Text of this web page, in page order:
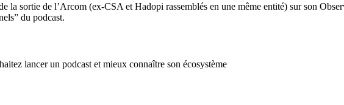
la sortie de l’Arcom (ex-CSA et Hadopi rassemblés en une même entité) sur son
du podcast.
lancer un podcast et mieux connaître son écosystème